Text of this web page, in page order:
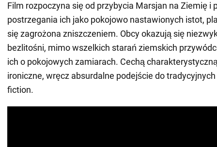
Film rozpoczyna się od przybycia Marsjan na Ziemię i
postrzegania ich jako pokojowo nastawionych istot,
się zagrożona zniszczeniem. Obcy okazują się
bezlitośni, mimo wszelkich starań ziemskich
ich o pokojowych zamiarach. Cechą
ironiczne, wręcz absurdalne podejście do
fiction.